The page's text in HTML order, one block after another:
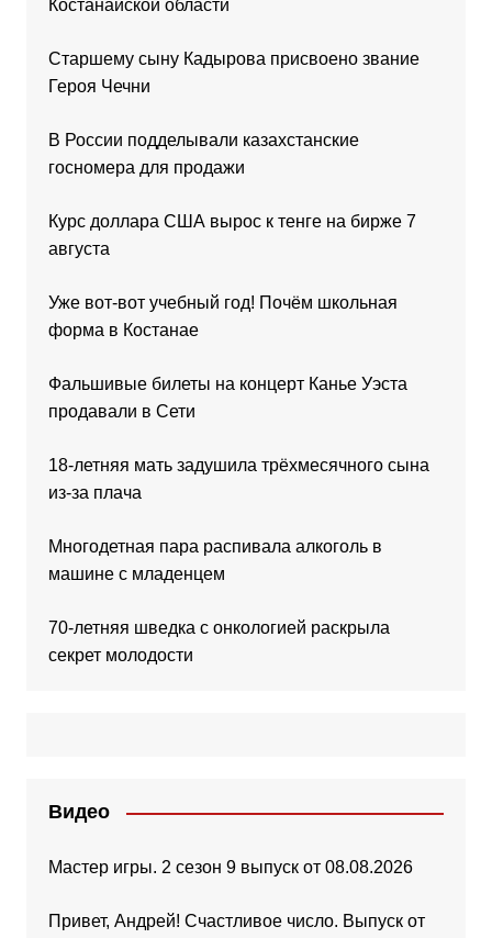
Костанайской области
Старшему сыну Кадырова присвоено звание
Героя Чечни
В России подделывали казахстанские
госномера для продажи
Курс доллара США вырос к тенге на бирже 7
августа
Уже вот-вот учебный год! Почём школьная
форма в Костанае
Фальшивые билеты на концерт Канье Уэста
продавали в Сети
18-летняя мать задушила трёхмесячного сына
из-за плача
Многодетная пара распивала алкоголь в
машине с младенцем
70-летняя шведка с онкологией раскрыла
секрет молодости
Видео
Мастер игры. 2 сезон 9 выпуск от 08.08.2026
Привет, Андрей! Счастливое число. Выпуск от